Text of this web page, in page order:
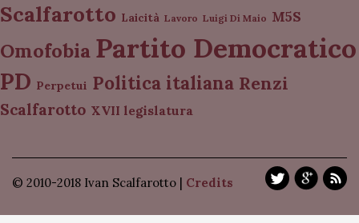
Scalfarotto Laicità Lavoro Luigi Di Maio M5S
Omofobia Partito Democratico
PD Perpetui Politica italiana Renzi
Scalfarotto XVII legislatura
© 2010-2018 Ivan Scalfarotto | Credits